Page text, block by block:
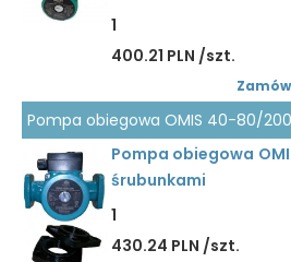
1
400.21 PLN /szt.
Zamów
Pompa obiegowa OMIS 40-80/
Pompa obiegowa
śrubunkami
1
430.24 PLN /szt.